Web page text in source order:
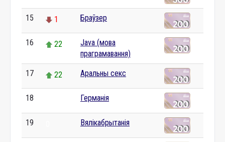
15 1 Браўзер
16 22
Java (мова
праграмавання)
17 22 Аральны секс
18 Германія
19 Вялікабрытанія